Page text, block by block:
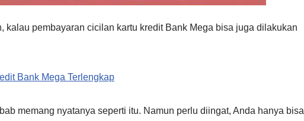
kalau pembayaran cicilan kartu kredit Bank Mega bisa juga dilakukan
Bank Mega Terlengkap
memang nyatanya seperti itu. Namun perlu diingat, Anda hanya bisa